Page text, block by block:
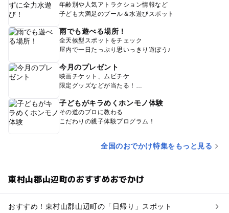
年齢別や人気アトラクション情報など
子ども大満足のプール＆水遊びスポット
雨でも遊べる場所！
全天候型スポットをチェック
屋内で一日たっぷり思いっきり遊ぼう♪
今月のプレゼント
映画チケット、ムビチケ
限定グッズなどが当たる！
子どもがキラめくホンモノ体験
その道のプロに教わる
こだわりの親子体験プログラム！
全国のおでかけ特集をもっと見る
東村山郡山辺町のおすすめおでかけ
おすすめ！東村山郡山辺町の「日帰り」スポット